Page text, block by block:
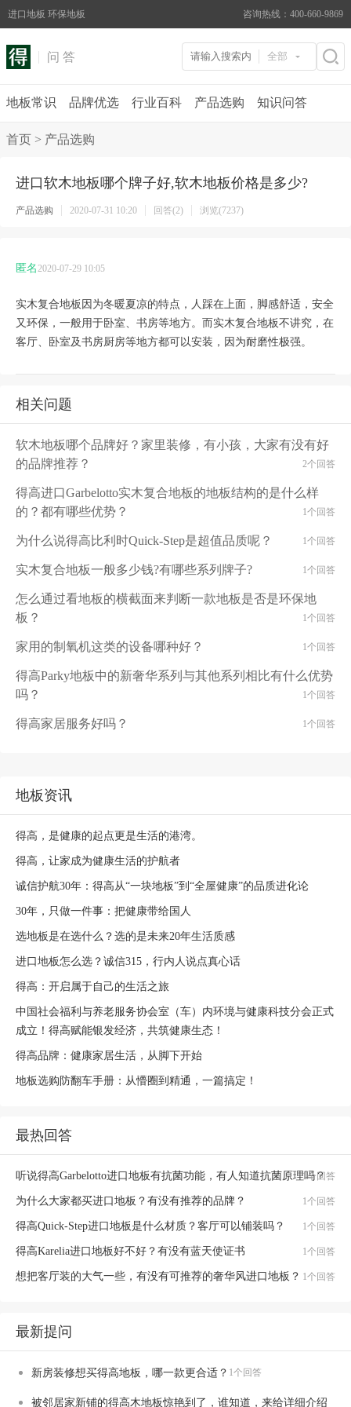
进口地板 环保地板 咨询热线：400-660-9869
问 答 全部
地板常识 品牌优选 行业百科 产品选购 知识问答
首页 > 产品选购
进口软木地板哪个牌子好,软木地板价格是多少?
产品选购 2020-07-31 10:20 回答(2) 浏览(7237)
匿名2020-07-29 10:05
实木复合地板因为冬暖夏凉的特点，人踩在上面，脚感舒适，安全
又环保，一般用于卧室、书房等地方。而实木复合地板不讲究，在
客厅、卧室及书房厨房等地方都可以安装，因为耐磨性极强。
相关问题
软木地板哪个品牌好？家里装修，有小孩，大家有没有好
的品牌推荐？
2个回答
得高进口Garbelotto实木复合地板的地板结构的是什么样
的？都有哪些优势？
1个回答
为什么说得高比利时Quick-Step是超值品质呢？ 1个回答
实木复合地板一般多少钱?有哪些系列牌子? 1个回答
怎么通过看地板的横截面来判断一款地板是否是环保地
板？
1个回答
家用的制氧机这类的设备哪种好？ 1个回答
得高Parky地板中的新奢华系列与其他系列相比有什么优势
吗？
1个回答
得高家居服务好吗？ 1个回答
地板资讯
得高，是健康的起点更是生活的港湾。
得高，让家成为健康生活的护航者
诚信护航30年：得高从“一块地板”到“全屋健康”的品质进化论
30年，只做一件事：把健康带给国人
选地板是在选什么？选的是未来20年生活质感
进口地板怎么选？诚信315，行内人说点真心话
得高：开启属于自己的生活之旅
中国社会福利与养老服务协会室（车）内环境与健康科技分会正式
成立！得高赋能银发经济，共筑健康生态！
得高品牌：健康家居生活，从脚下开始
地板选购防翻车手册：从懵圈到精通，一篇搞定！
最热回答
听说得高Garbelotto进口地板有抗菌功能，有人知道抗菌原理吗？
1个回答
为什么大家都买进口地板？有没有推荐的品牌？ 1个回答
得高Quick-Step进口地板是什么材质？客厅可以铺装吗？ 1个回答
得高Karelia进口地板好不好？有没有蓝天使证书 1个回答
想把客厅装的大气一些，有没有可推荐的奢华风进口地板？ 1个回答
最新提问
新房装修想买得高地板，哪一款更合适？ 1个回答
被邻居家新铺的得高木地板惊艳到了，谁知道，来给详细介绍